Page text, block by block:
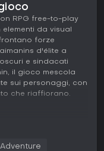
RPG free-to-play
da visual
forze
d'élite a
e sindacati
il gioco mescola
sui personaggi, con
che riaffiorano.
Adventure